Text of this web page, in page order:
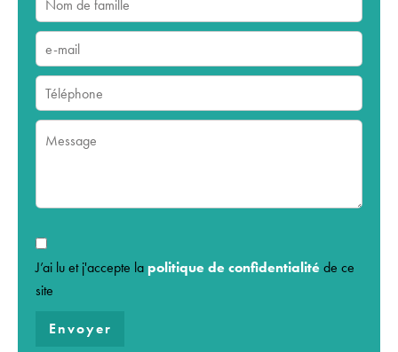
J’ai lu et j'accepte la politique de confidentialité de ce
site
Envoyer